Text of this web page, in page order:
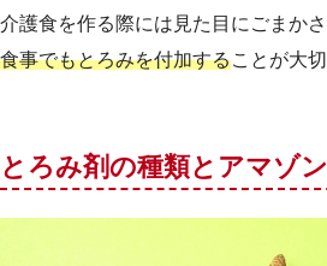
介護食を作る際には見た目にごまかさ
食事でもとろみを付加することが大切
とろみ剤の種類とアマゾ